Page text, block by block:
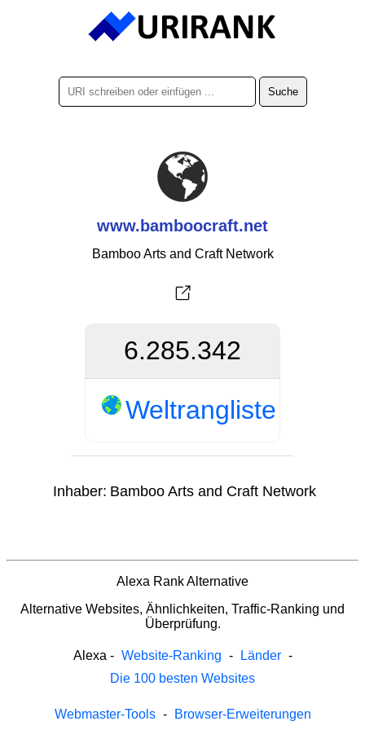
www.bamboocraft.net
Bamboo Arts and Craft Network
6.285.342
Weltrangliste
Inhaber: Bamboo Arts and Craft Network
Alexa Rank Alternative
Alternative Websites, Ähnlichkeiten, Traffic-Ranking und
Überprüfung.
Alexa - Website-Ranking - Länder -
Die 100 besten Websites
Webmaster-Tools - Browser-Erweiterungen